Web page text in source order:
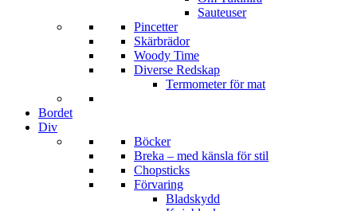
Sauteuser
Pincetter
Skärbrädor
Woody Time
Diverse Redskap
Termometer för mat
Bordet
Div
Böcker
Breka – med känsla för stil
Chopsticks
Förvaring
Bladskydd